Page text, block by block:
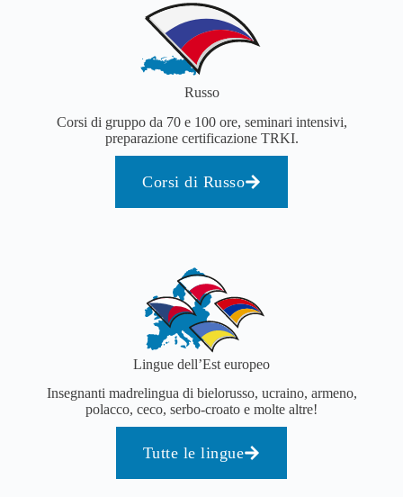
Russo
Corsi di gruppo da 70 e 100 ore, seminari intensivi,
preparazione certificazione TRKI.
Corsi di Russo
Lingue dell’Est europeo
Insegnanti madrelingua di bielorusso, ucraino, armeno,
polacco, ceco, serbo-croato e molte altre!
Tutte le lingue